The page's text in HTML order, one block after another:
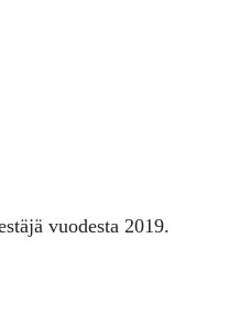
vuodesta 2019.